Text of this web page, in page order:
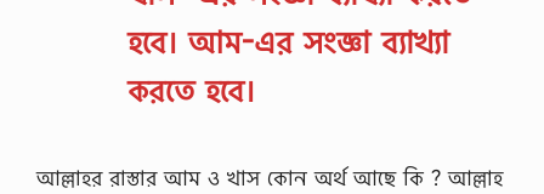
রু
হবে। আম-এর সংজ্ঞা ব্যাখ্যা
করতে হবে।
আল্লাহর রাস্তার আম ও খাস কোন অর্থ আছে কি ? আল্লাহ